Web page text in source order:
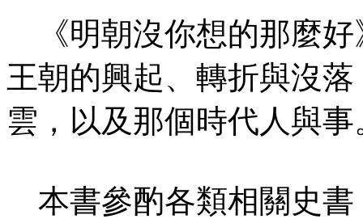
《明朝沒你想的那麼好
王朝的興起、轉折與沒
雲，以及那個時代人與事
本書參酌各類相關史書